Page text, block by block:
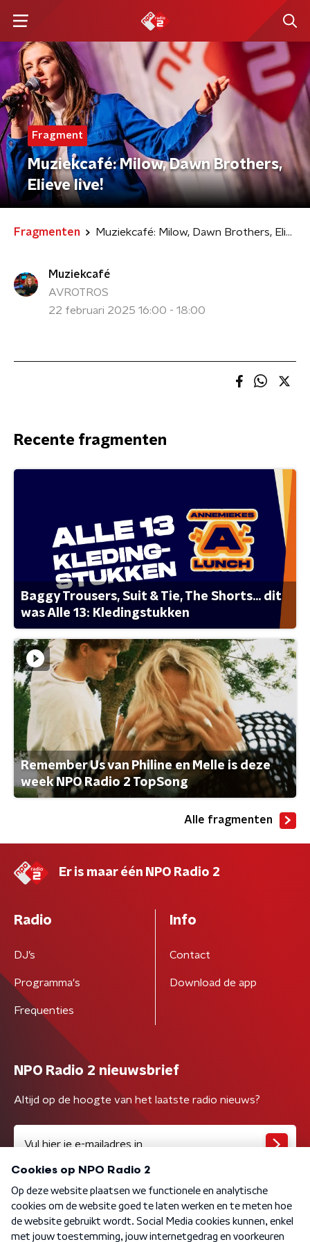
Fragment
Muziekcafé: Milow, Dawn Brothers,
Elieve live!
Fragmenten Muziekcafé: Milow, Dawn Brothers, Elieve live!
Muziekcafé
AVROTROS
22 februari 2025 16:00 - 18:00
Recente fragmenten
Baggy Trousers, Suit & Tie, The Shorts... dit
was Alle 13: Kledingstukken
Remember Us van Philine en Melle is deze
week NPO Radio 2 TopSong
Alle fragmenten
Er is maar één NPO Radio 2
Radio
DJ’s
Programma's
Frequenties
Info
Contact
Download de app
NPO Radio 2 nieuwsbrief
Altijd op de hoogte van het laatste radio nieuws?
Algemene voorwaarden